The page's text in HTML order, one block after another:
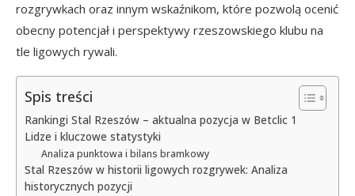
rozgrywkach oraz innym wskaźnikom, które pozwolą ocenić
obecny potencjał i perspektywy rzeszowskiego klubu na
tle ligowych rywali.
Spis treści
Rankingi Stal Rzeszów – aktualna pozycja w Betclic 1
Lidze i kluczowe statystyki
Analiza punktowa i bilans bramkowy
Stal Rzeszów w historii ligowych rozgrywek: Analiza
historycznych pozycji